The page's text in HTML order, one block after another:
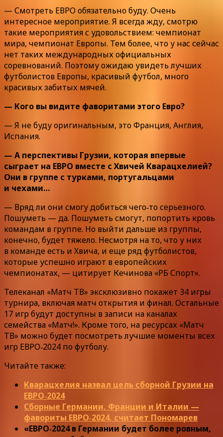
— Смотреть ЕВРО обязательно буду. Очень
интересное мероприятие. Я всегда жду, смотрю
такие мероприятия с удовольствием: чемпионат
мира, чемпионат Европы. Тем более, что у нас сейчас
нет таких международных официальных
соревнований. Поэтому ожидаю увидеть лучших
футболистов Европы, красивый футбол, много
красивых забитых мячей.
— Кого вы видите фаворитами этого Евро?
— Я не буду оригинальным, это Франция, Англия,
Испания.
— А перспективы Грузии, которая впервые
сыграет на ЕВРО вместе с Хвичей Кварацхелией?
Они в группе с турками, португальцами
и чехами…
— Вряд ли они смогу добиться чего‑то серьезного.
Пошуметь — да. Пошуметь смогут, попортить кровь
командам в группе. Но выйти дальше из группы,
конечно, будет тяжело. Несмотря на то, что у них
в команде есть и Хвича, и еще ряд футболистов,
которые успешно играют в европейских
чемпионатах, — цитирует Кечинова «РБ Спорт».
Телеканал «Матч ТВ» эксклюзивно покажет 34 игры
турнира, включая матч открытия и финал. Остальные
17 игр будут доступны в записи на каналах
семейства «Матч!». Кроме того, на ресурсах «Матч
ТВ» можно будет посмотреть лучшие моменты всех
игр ЕВРО‑2024 по футболу.
Читайте также:
Кварацхелия назвал цель сборной Грузии на
ЕВРО‑2024
Сборные Германии, Франции и Италии —
фавориты ЕВРО‑2024, считает Пономарев
«ЕВРО‑2024 в Германии будет более ровным,